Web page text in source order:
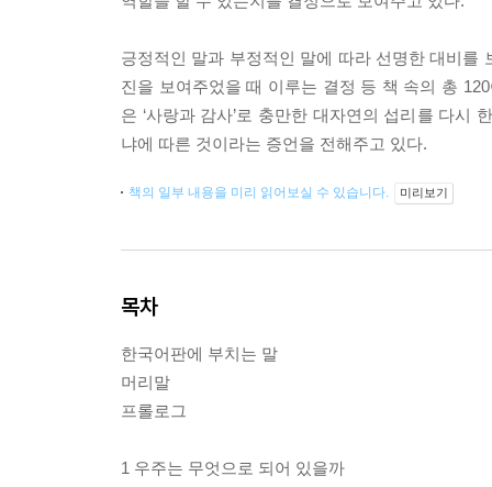
긍정적인 말과 부정적인 말에 따라 선명한 대비를
진을 보여주었을 때 이루는 결정 등 책 속의 총
은 ‘사랑과 감사’로 충만한 대자연의 섭리를 다시
냐에 따른 것이라는 증언을 전해주고 있다.
책의 일부 내용을 미리 읽어보실 수 있습니다. 미리보기
목차
한국어판에 부치는 말
머리말
프롤로그
1 우주는 무엇으로 되어 있을까